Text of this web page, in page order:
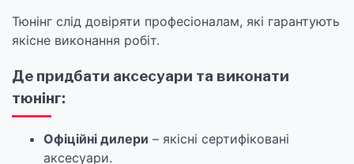
Тюнінг слід довіряти професіоналам, які гарантують
якісне виконання робіт.
Де придбати аксесуари та виконати
тюнінг:
Офіційні дилери – якісні сертифіковані
аксесуари.